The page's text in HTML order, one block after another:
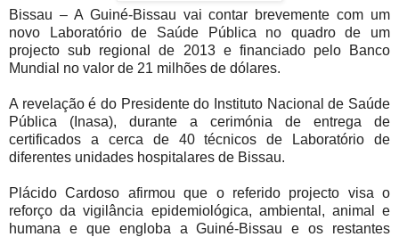
Bissau – A Guiné-Bissau vai contar brevemente com um
novo Laboratório de Saúde Pública no quadro de um
projecto sub regional de 2013 e financiado pelo Banco
Mundial no valor de 21 milhões de dólares.
A revelação é do Presidente do Instituto Nacional de Saúde
Pública (Inasa), durante a cerimónia de entrega de
certificados a cerca de 40 técnicos de Laboratório de
diferentes unidades hospitalares de Bissau.
Plácido Cardoso afirmou que o referido projecto visa o
reforço da vigilância epidemiológica, ambiental, animal e
humana e que engloba a Guiné-Bissau e os restantes